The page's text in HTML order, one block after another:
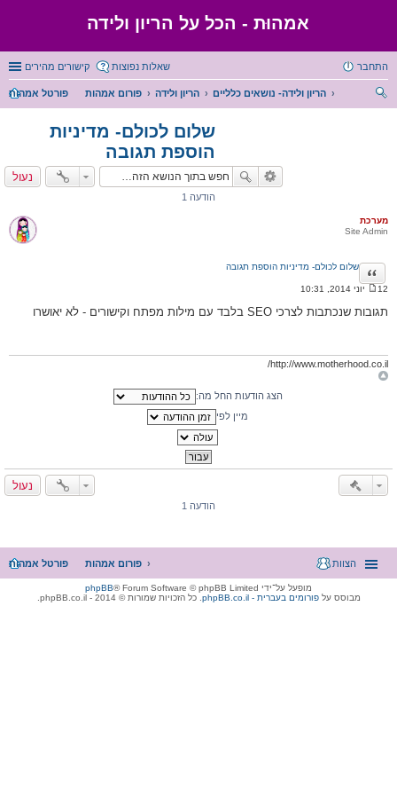
אמהוּת - הכל על הריון ולידה
קישורים מהירים שאלות נפוצות התחבר
פורטל אמהות פורום אמהות הריון ולידה
הריון ולידה- נושאים כלליים
שלום לכולם- מדיניות
הוספת תגובה
נעול
הודעה 1
מערכת
Site Admin
שלום לכולם- מדיניות הוספת תגובה ציטוט
ו
ד
12 יוני 2014, 10:31
תגובות שנכתבות לצרכי SEO בלבד עם מילות מפתח וקישורים - לא יאושרו
http://www.motherhood.co.il/
הצג הודעות החל מה:
מיין לפי
נעול
הודעה 1
פורטל אמהות פורום אמהות הצוות
מופעל על־ידי phpBB® Forum Software © phpBB Limited
מבוסס עלphpBB.co.il - פורומים בעברית . כל הזכויות שמורות © 2014 - phpBB.co.il.